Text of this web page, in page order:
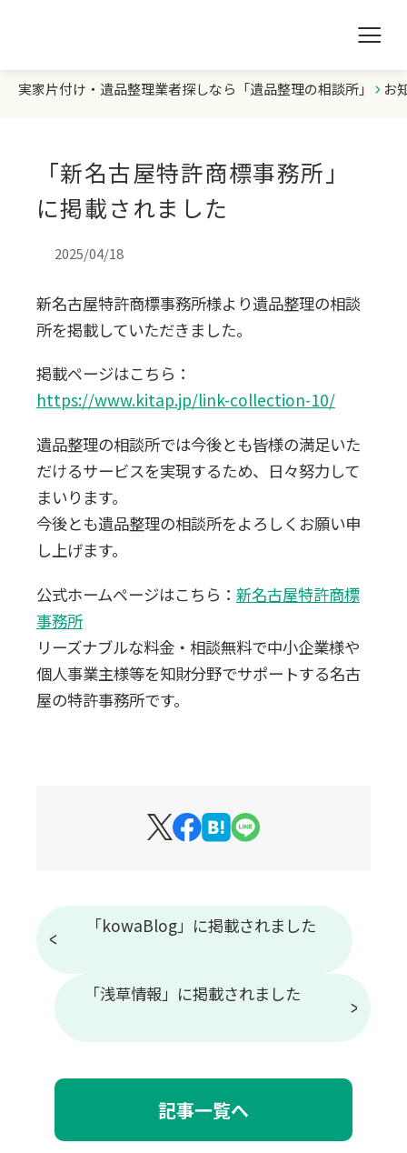
0120-20-1349
受付 8:30～17:30
無料・24時間受付
Webで無料見積りする
遺品整理の相談所TOP
ランキング
初めての方へ
豆知識
お急ぎの方はこちら
実家片付け・遺品整理業者探しなら「遺品整理の相談所」 お
「新名古屋特許商標事務所」
に掲載されました
2025/04/18
新名古屋特許商標事務所様より遺品整理の相談
所を掲載していただきました。
掲載ページはこちら：
https://www.kitap.jp/link-collection-10/
遺品整理の相談所では今後とも皆様の満足いた
だけるサービスを実現するため、日々努力して
まいります。
今後とも遺品整理の相談所をよろしくお願い申
し上げます。
公式ホームページはこちら： 新名古屋特許商標
事務所
リーズナブルな料金・相談無料で中小企業様や
個人事業主様等を知財分野でサポートする名古
屋の特許事務所です。
「kowaBlog」に掲載されました
「浅草情報」に掲載されました
記事一覧へ